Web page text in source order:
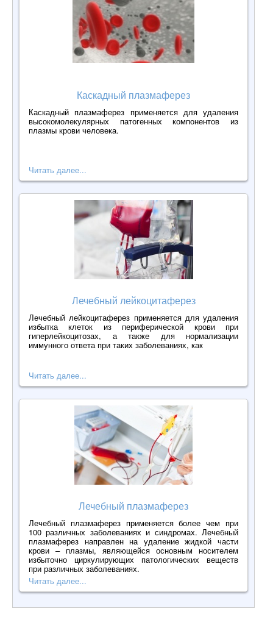
Каскадный плазмаферез
Каскадный плазмаферез применяется для удаления
высокомолекулярных патогенных компонентов из
плазмы крови человека.
Читать далее...
Лечебный лейкоцитаферез
Лечебный лейкоцитаферез применяется для удаления
избытка клеток из периферической крови при
гиперлейкоцитозах, а также для нормализации
иммунного ответа при таких заболеваниях, как
Читать далее...
Лечебный плазмаферез
Лечебный плазмаферез применяется более чем при
100 различных заболеваниях и синдромах. Лечебный
плазмаферез направлен на удаление жидкой части
крови – плазмы, являющейся основным носителем
избыточно циркулирующих патологических веществ
при различных заболеваниях.
Читать далее...